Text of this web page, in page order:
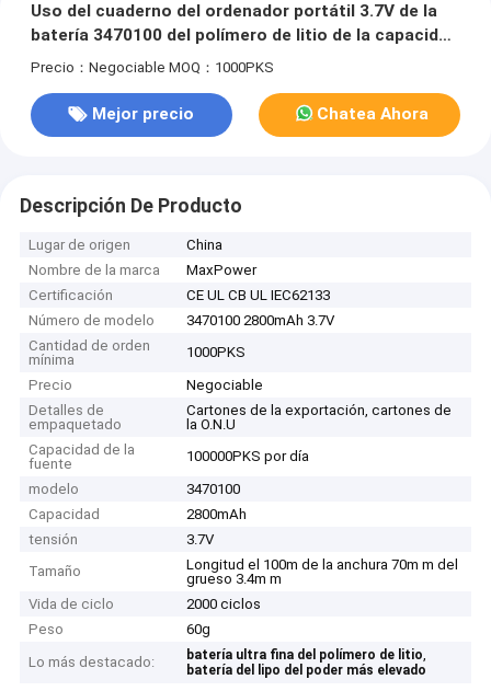
Uso del cuaderno del ordenador portátil 3.7V de la
batería 3470100 del polímero de litio de la capacidad
2800mAh
Precio：Negociable MOQ：1000PKS
Mejor precio Chatea Ahora
Descripción De Producto
Lugar de origen
China
Nombre de la marca
MaxPower
Certificación
CE UL CB UL IEC62133
Número de modelo
3470100 2800mAh 3.7V
Cantidad de orden
mínima
1000PKS
Precio
Negociable
Detalles de
empaquetado
Cartones de la exportación, cartones de
la O.N.U
Capacidad de la
fuente
100000PKS por día
modelo
3470100
Capacidad
2800mAh
tensión
3.7V
Tamaño
Longitud el 100m de la anchura 70m m del
grueso 3.4m m
Vida de ciclo
2000 ciclos
Peso
60g
Lo más destacado:
batería ultra fina del polímero de litio,
batería del lipo del poder más elevado